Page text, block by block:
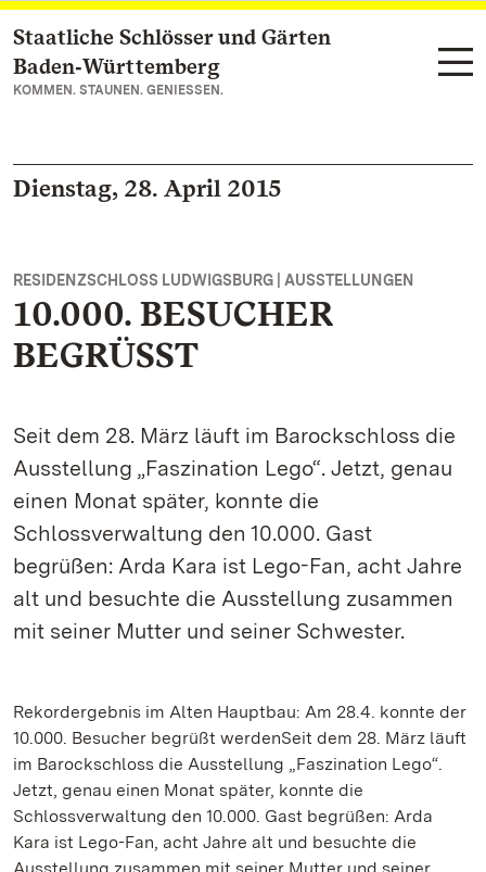
Zum Hauptinhalt springen
Staatliche Schlösser und Gärten
Baden‑Württemberg
KOMMEN. STAUNEN. GENIESSEN.
Dienstag, 28. April 2015
RESIDENZSCHLOSS LUDWIGSBURG | AUSSTELLUNGEN
10.000. BESUCHER
BEGRÜSST
Seit dem 28. März läuft im Barockschloss die
Ausstellung „Faszination Lego“. Jetzt, genau
einen Monat später, konnte die
Schlossverwaltung den 10.000. Gast
begrüßen: Arda Kara ist Lego-Fan, acht Jahre
alt und besuchte die Ausstellung zusammen
mit seiner Mutter und seiner Schwester.
Rekordergebnis im Alten Hauptbau: Am 28.4. konnte der
10.000. Besucher begrüßt werdenSeit dem 28. März läuft
im Barockschloss die Ausstellung „Faszination Lego“.
Jetzt, genau einen Monat später, konnte die
Schlossverwaltung den 10.000. Gast begrüßen: Arda
Kara ist Lego-Fan, acht Jahre alt und besuchte die